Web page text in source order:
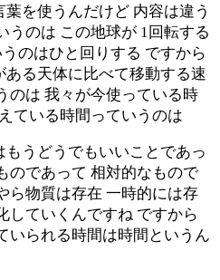
を使うんだけど 内容は違う
うのは この地球が 1回転する
のはひと回りする ですから
る天体に比べて移動する速
のは 我々が今使っている時
ている時間っていうのは
うどうでもいいことであっ
のであって 相対的なもので
ら物質は存在 一時的には存
していくんですね ですから
いられる時間は時間というん